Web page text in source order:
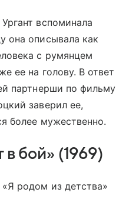
вспоминала
она описывала как
с румянцем
ее на голову. В ответ
партнерши по фильму
заверил ее,
более мужественно.
бой» (1969)
родом из детства»